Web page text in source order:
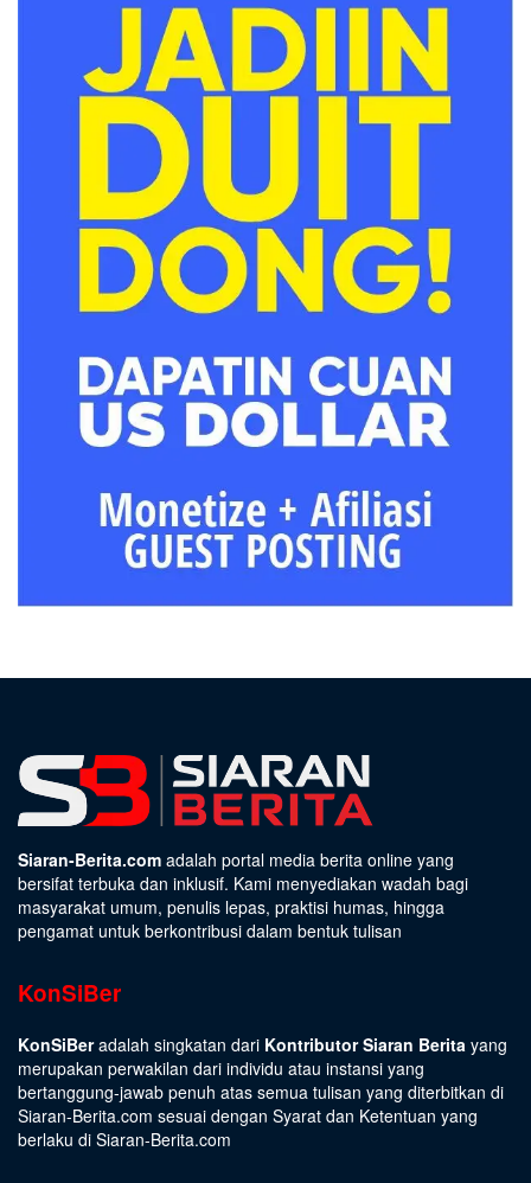
Siaran-Berita.com adalah portal media berita online yang
bersifat terbuka dan inklusif. Kami menyediakan wadah bagi
masyarakat umum, penulis lepas, praktisi humas, hingga
pengamat untuk berkontribusi dalam bentuk tulisan
KonSiBer
KonSiBeradalah singkatan dari Kontributor Siaran Berita yang
merupakan perwakilan dari individu atau instansi yang
bertanggung-jawab penuh atas semua tulisan yang diterbitkan di
Siaran-Berita.com sesuai dengan Syarat dan Ketentuan yang
berlaku di Siaran-Berita.com